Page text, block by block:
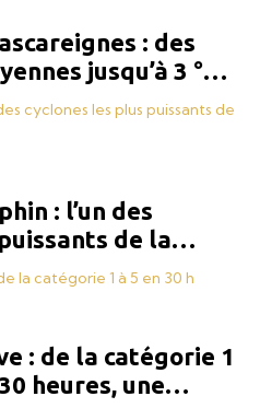
: des
jusqu’à 3 °C
la semaine
: l’un des
de la
Pacifique Ouest
: de la catégorie 1
heures, une